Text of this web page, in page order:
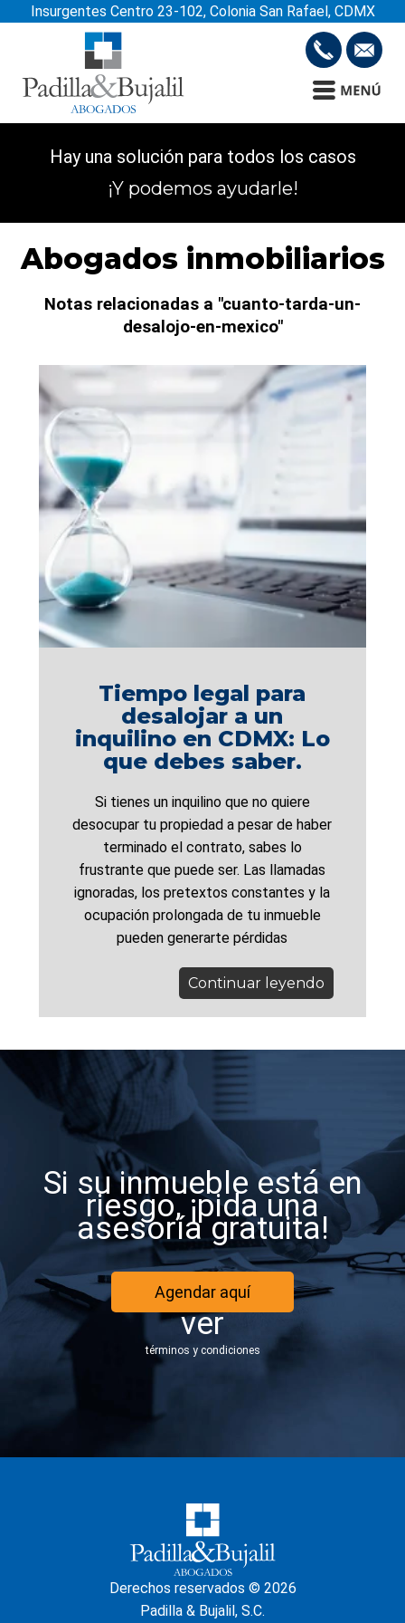
Insurgentes Centro 23-102, Colonia San Rafael, CDMX
Hay una solución para todos los casos
¡Y podemos ayudarle!
Abogados inmobiliarios
Notas relacionadas a "cuanto-tarda-un-
desalojo-en-mexico"
Tiempo legal para
desalojar a un
inquilino en CDMX: Lo
que debes saber.
Si tienes un inquilino que no quiere
desocupar tu propiedad a pesar de haber
terminado el contrato, sabes lo
frustrante que puede ser. Las llamadas
ignoradas, los pretextos constantes y la
ocupación prolongada de tu inmueble
pueden generarte pérdidas
Continuar leyendo
Si su inmueble está en
riesgo, ¡pida una
asesoría gratuita!
Agendar aquí
ver
términos y condiciones
Derechos reservados © 2026
Padilla & Bujalil, S.C.